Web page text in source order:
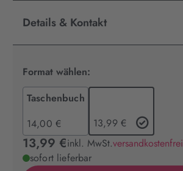
Details & Kontakt
Format wählen:
Taschenbuch
14,00 €
13,99 €
13,99 €inkl. MwSt.versandkostenfrei
sofort lieferbar